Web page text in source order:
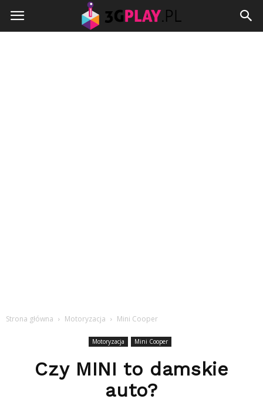
3gplay.pl
Strona główna Motoryzacja Mini Cooper
Motoryzacja Mini Cooper
Czy MINI to damskie
auto?